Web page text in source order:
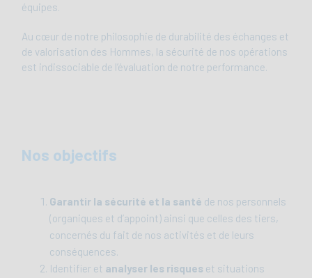
équipes.
Au cœur de notre philosophie de durabilité des échanges et
de valorisation des Hommes, la sécurité de nos opérations
est indissociable de l’évaluation de notre performance.
Nos objectifs
Garantir la sécurité et la santé de nos personnels
(organiques et d’appoint) ainsi que celles des tiers,
concernés du fait de nos activités et de leurs
conséquences.
Identifier et analyser les risques et situations